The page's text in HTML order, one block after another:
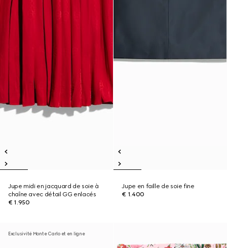
Jupe midi en jacquard de soie à
chaîne avec détail GG enlacés
€ 1.950
Jupe en faille de soie fine
€ 1.400
Exclusivité Monte Carlo et en ligne